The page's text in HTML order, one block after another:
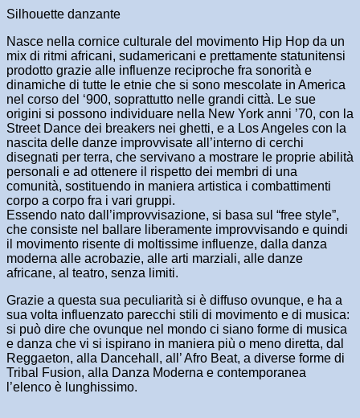
Silhouette danzante
Nasce nella cornice culturale del movimento Hip Hop da un
mix di ritmi africani, sudamericani e prettamente statunitensi
prodotto grazie alle influenze reciproche fra sonorità e
dinamiche di tutte le etnie che si sono mescolate in America
nel corso del ‘900, soprattutto nelle grandi città. Le sue
origini si possono individuare nella New York anni ’70, con la
Street Dance dei breakers nei ghetti, e a Los Angeles con la
nascita delle danze improvvisate all’interno di cerchi
disegnati per terra, che servivano a mostrare le proprie abilità
personali e ad ottenere il rispetto dei membri di una
comunità, sostituendo in maniera artistica i combattimenti
corpo a corpo fra i vari gruppi.
Essendo nato dall’improvvisazione, si basa sul “free style”,
che consiste nel ballare liberamente improvvisando e quindi
il movimento risente di moltissime influenze, dalla danza
moderna alle acrobazie, alle arti marziali, alle danze
africane, al teatro, senza limiti.
Grazie a questa sua peculiarità si è diffuso ovunque, e ha a
sua volta influenzato parecchi stili di movimento e di musica:
si può dire che ovunque nel mondo ci siano forme di musica
e danza che vi si ispirano in maniera più o meno diretta, dal
Reggaeton, alla Dancehall, all’ Afro Beat, a diverse forme di
Tribal Fusion, alla Danza Moderna e contemporanea
l’elenco è lunghissimo.